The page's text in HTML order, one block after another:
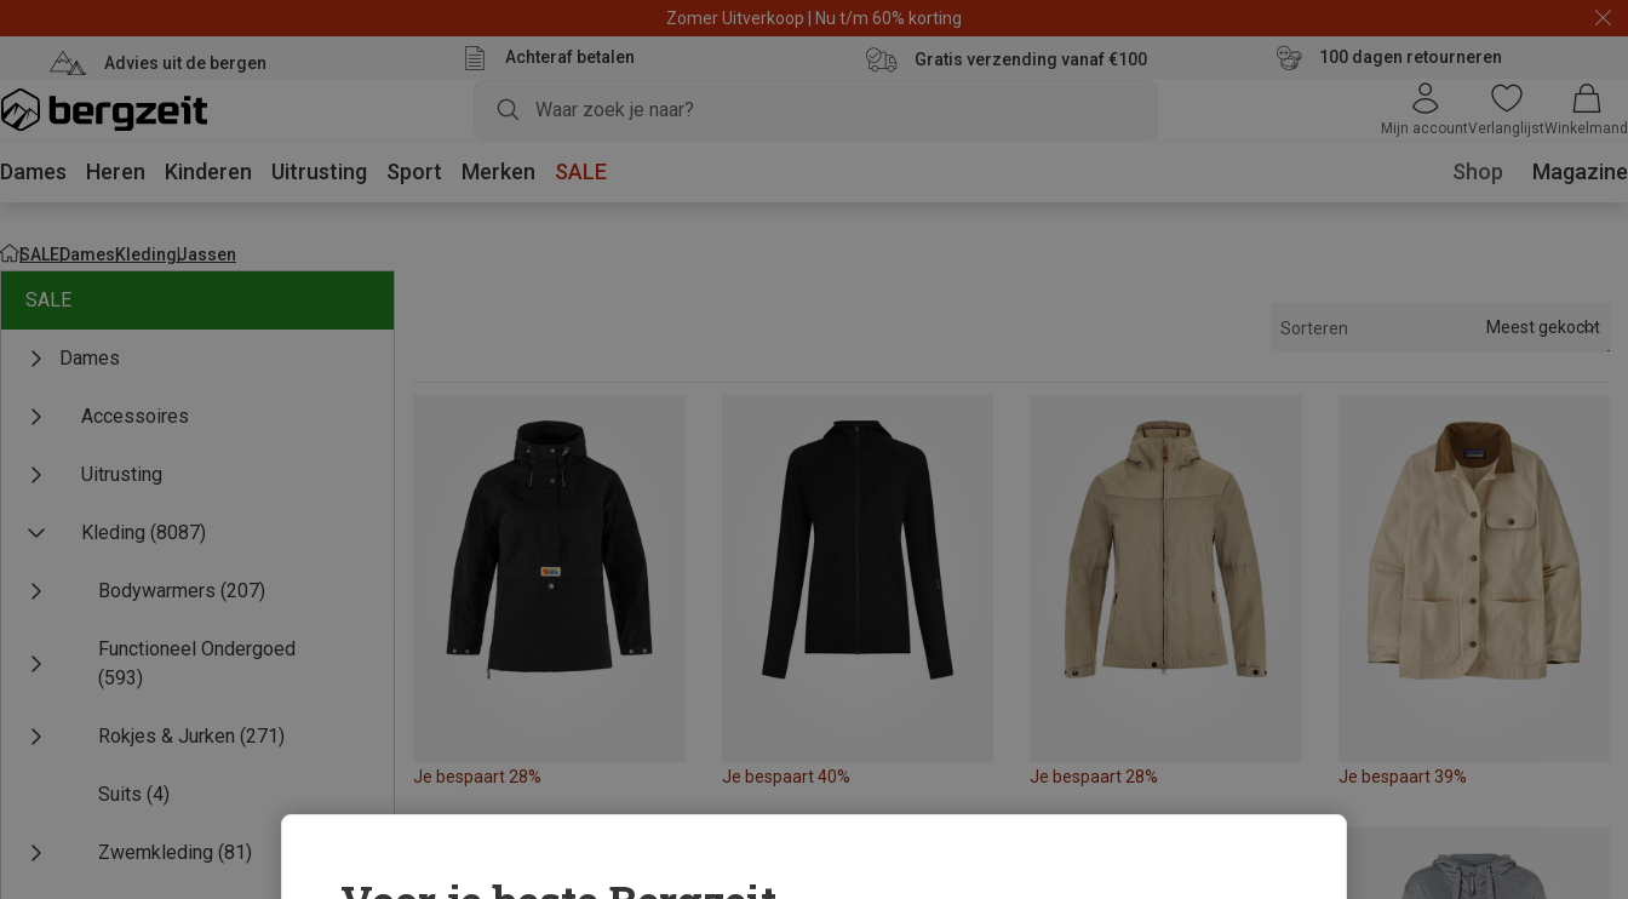
Zomer Uitverkoop | Nu t/m 60% korting
Advies uit de bergen Achteraf betalen Gratis verzending vanaf €100 100 dagen retourneren
Mijn accountVerlanglijstWinkelmand
Dames Heren Kinderen Uitrusting Sport Merken SALE Shop Magazine
SALEDamesKledingJassen
SALE
Dames
Accessoires
Uitrusting
Kleding (8087)
Bodywarmers (207)
Functioneel Ondergoed
(593)
Rokjes & Jurken (271)
Suits (4)
Zwemkleding (81)
Sorteren Meest gekocht
Je bespaart 28% Je bespaart 40% Je bespaart 28% Je bespaart 39%